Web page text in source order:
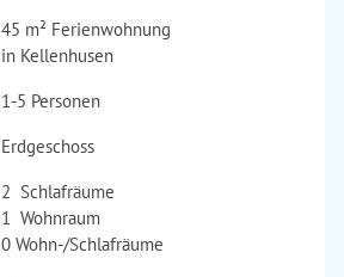
45 m² Ferienwohnung
in Kellenhusen
1-5 Personen
Erdgeschoss
2 Schlafräume
1 Wohnraum
0 Wohn-/Schlafräume